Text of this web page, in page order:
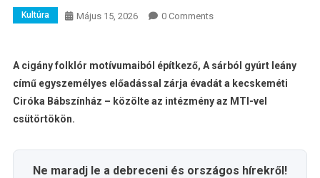
Kultúra Május 15, 2026 0 Comments
A cigány folklór motívumaiból építkező, A sárból gyúrt leány
című egyszemélyes előadással zárja évadát a kecskeméti
Ciróka Bábszínház – közölte az intézmény az MTI-vel
csütörtökön.
Ne maradj le a debreceni és országos hírekről!